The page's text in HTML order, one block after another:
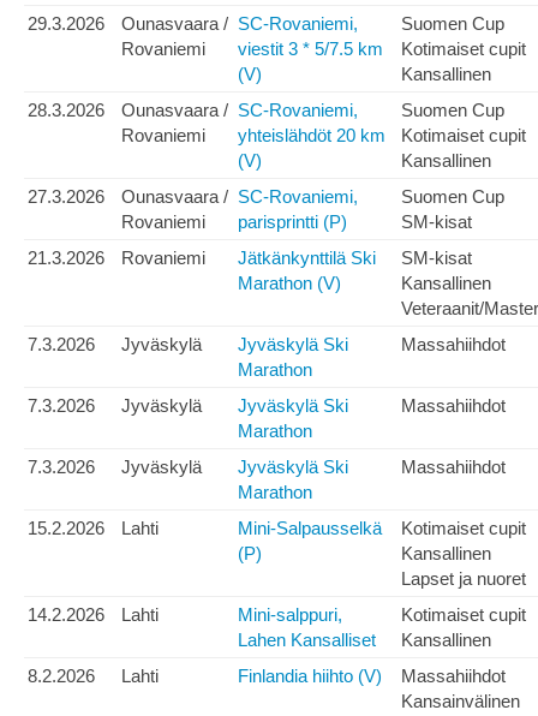
29.3.2026
Ounasvaara /
Rovaniemi
SC-Rovaniemi,
viestit 3 * 5/7.5 km
(V)
Suomen Cup
Kotimaiset cupit
Kansallinen
28.3.2026
Ounasvaara /
Rovaniemi
SC-Rovaniemi,
yhteislähdöt 20 km
(V)
Suomen Cup
Kotimaiset cupit
Kansallinen
27.3.2026
Ounasvaara /
Rovaniemi
SC-Rovaniemi,
parisprintti (P)
Suomen Cup
SM-kisat
21.3.2026
Rovaniemi
Jätkänkynttilä Ski
Marathon (V)
SM-kisat
Kansallinen
Veteraanit/
7.3.2026
Jyväskylä
Jyväskylä Ski
Marathon
Massahiihdot
7.3.2026 Jyväskylä
Jyväskylä Ski
Marathon
Massahiihdot
7.3.2026 Jyväskylä
Jyväskylä Ski
Marathon
Massahiihdot
15.2.2026 Lahti
Mini-Salpausselkä
(P)
Kotimaiset cupit
Kansallinen
Lapset ja nuoret
14.2.2026
Lahti
Mini-salppuri,
Lahen Kansalliset
Kotimaiset cupit
Kansallinen
8.2.2026
Lahti Finlandia hiihto (V)
Massahiihdot
Kansainvälinen